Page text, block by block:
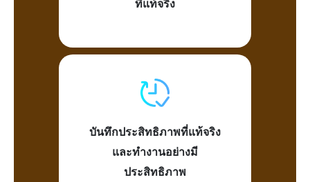
ที่แท้จริง
บันทึกประสิทธิภาพที่แท้จริง
และทำงานอย่างมี
ประสิทธิภาพ